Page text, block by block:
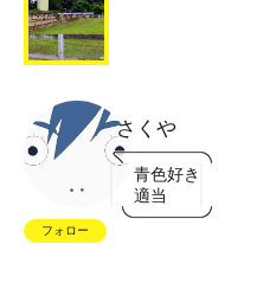
フォロー
さくや
青色好き
適当